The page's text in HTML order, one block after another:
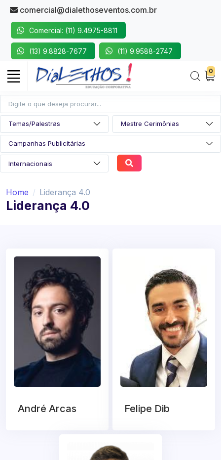
comercial@dialethoseventos.com.br
Comercial: (11) 9.4975-8811
(13) 9.8828-7677 (11) 9.9588-2747
0
Home Liderança 4.0
Liderança 4.0
André Arcas Felipe Dib